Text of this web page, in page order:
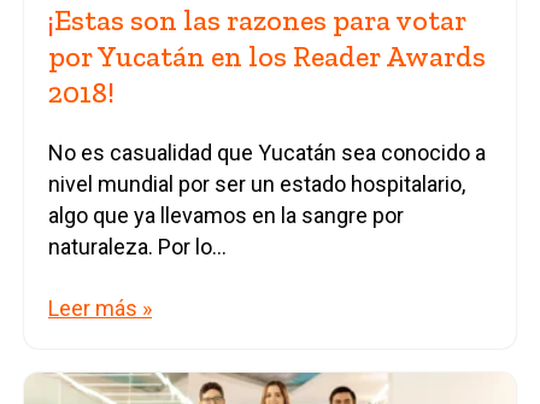
¡Estas son las razones para votar
por Yucatán en los Reader Awards
2018!
No es casualidad que Yucatán sea conocido a
nivel mundial por ser un estado hospitalario,
algo que ya llevamos en la sangre por
naturaleza. Por lo...
Leer más »